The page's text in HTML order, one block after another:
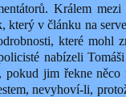
Králem
který v článku na
které mohl
nabízeli
pokud jim řekne
nevyhoví-li,